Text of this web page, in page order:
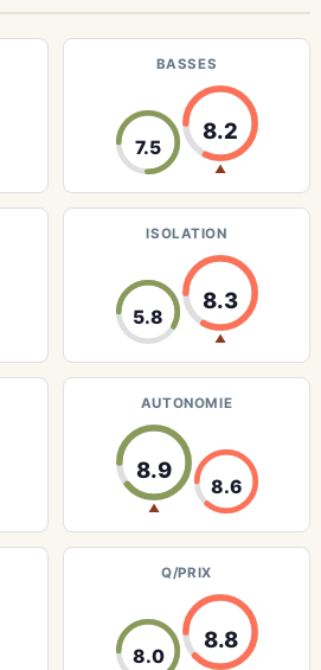
BASSES
7.5
8.2
▲
ISOLATION
5.8
8.3
▲
AUTONOMIE
8.9
▲
8.6
Q/PRIX
8.0
8.8